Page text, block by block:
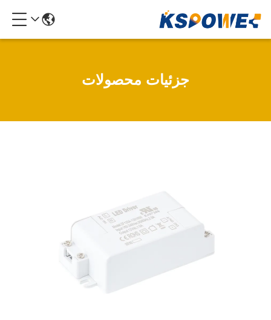
جزئیات محصولات